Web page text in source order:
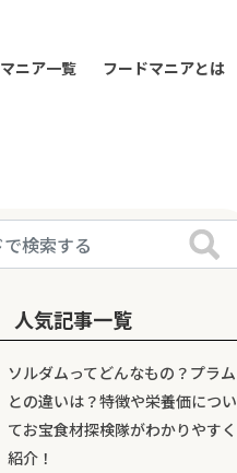
マニア一覧 フードマニアとは
人気記事一覧
ソルダムってどんなもの？プラム
との違いは？特徴や栄養価につい
てお宝食材探検隊がわかりやすく
紹介！